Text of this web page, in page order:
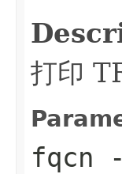
打印
fqcn